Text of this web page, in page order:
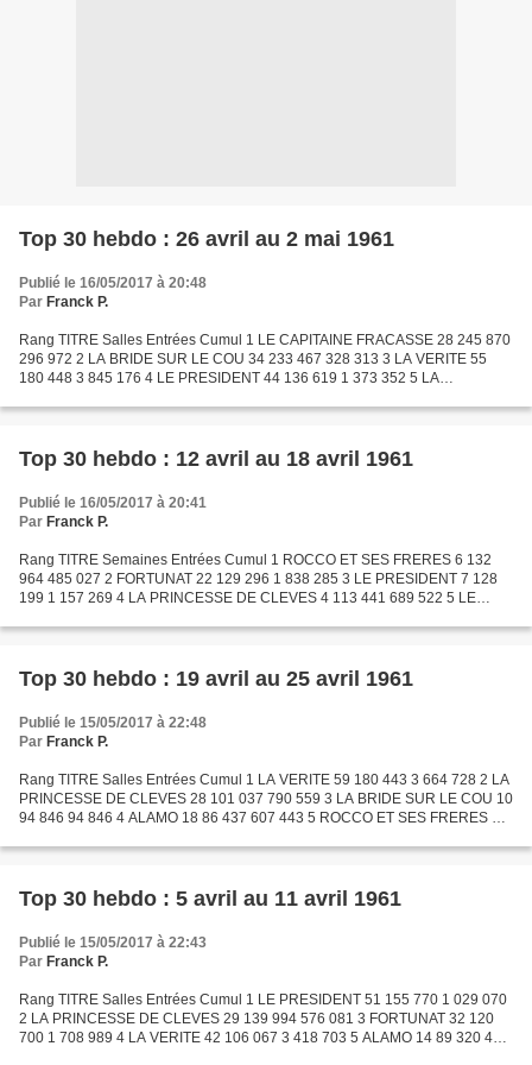
Top 30 hebdo : 26 avril au 2 mai 1961
Publié le 16/05/2017 à 20:48
Par Franck P.
Rang TITRE Salles Entrées Cumul 1 LE CAPITAINE FRACASSE 28 245 870
296 972 2 LA BRIDE SUR LE COU 34 233 467 328 313 3 LA VERITE 55
180 448 3 845 176 4 LE PRESIDENT 44 136 619 1 373 352 5 LA
SORGE...
Top 30 hebdo : 12 avril au 18 avril 1961
Publié le 16/05/2017 à 20:41
Par Franck P.
Rang TITRE Semaines Entrées Cumul 1 ROCCO ET SES FRERES 6 132
964 485 027 2 FORTUNAT 22 129 296 1 838 285 3 LE PRESIDENT 7 128
199 1 157 269 4 LA PRINCESSE DE CLEVES 4 113 441 689 522 5 LE
Top 30 hebdo : 19 avril au 25 avril 1961
Publié le 15/05/2017 à 22:48
Par Franck P.
Rang TITRE Salles Entrées Cumul 1 LA VERITE 59 180 443 3 664 728 2 LA
PRINCESSE DE CLEVES 28 101 037 790 559 3 LA BRIDE SUR LE COU 10
94 846 94 846 4 ALAMO 18 86 437 607 443 5 ROCCO ET SES FRERES 25
Top 30 hebdo : 5 avril au 11 avril 1961
Publié le 15/05/2017 à 22:43
Par Franck P.
Rang TITRE Salles Entrées Cumul 1 LE PRESIDENT 51 155 770 1 029 070
2 LA PRINCESSE DE CLEVES 29 139 994 576 081 3 FORTUNAT 32 120
700 1 708 989 4 LA VERITE 42 106 067 3 418 703 5 ALAMO 14 89 320 468